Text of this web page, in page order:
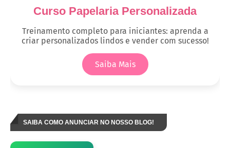
Curso Papelaria Personalizada
Treinamento completo para iniciantes: aprenda a
criar personalizados lindos e vender com sucesso!
Saiba Mais
SAIBA COMO ANUNCIAR NO NOSSO BLOG!